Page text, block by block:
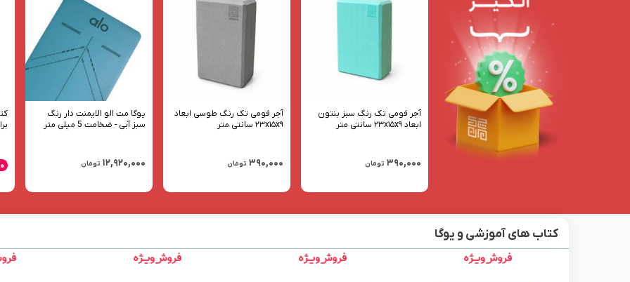
آجر فومی تک رنگ سبز بنتون
ابعاد ۲۳x۱۵x۹ سانتی متر
۳۹۰,۰۰۰ تومان
آجر فومی تک رنگ طوسی ابعاد
۲۳x۱۵x۹ سانتی متر
۳۹۰,۰۰۰ تومان
یوگا مت الو الایمنت دار رنگ
سبز آبی - ضخامت 5 میلی متر
۱۲,۹۲۰,۰۰۰ تومان
کتاب های آموزشی و یوگا